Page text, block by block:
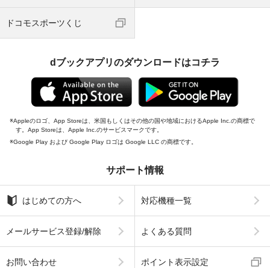
ドコモスポーツくじ
dブックアプリのダウンロードはコチラ
Appleのロゴ、App Storeは、米国もしくはその他の国や地域におけるApple Inc.の商標で
す。App Storeは、Apple Inc.のサービスマークです。
Google Play および Google Play ロゴは Google LLC の商標です。
サポート情報
はじめての方へ 対応機種一覧
メールサービス登録/解除 よくある質問
お問い合わせ ポイント表示設定